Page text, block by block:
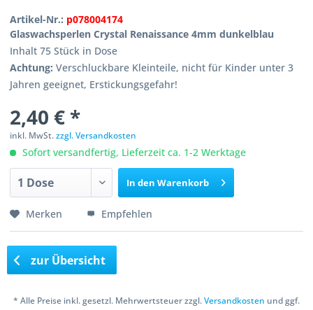
Artikel-Nr.: p078004174
Glaswachsperlen Crystal Renaissance 4mm dunkelblau
Inhalt 75 Stück in Dose
Achtung: Verschluckbare Kleinteile, nicht für Kinder unter 3
Jahren geeignet, Erstickungsgefahr!
2,40 € *
inkl. MwSt.zzgl. Versandkosten
Sofort versandfertig, Lieferzeit ca. 1-2 Werktage
In den Warenkorb
Merken Empfehlen
zur Übersicht
* Alle Preise inkl. gesetzl. Mehrwertsteuer zzgl.Versandkosten und ggf.